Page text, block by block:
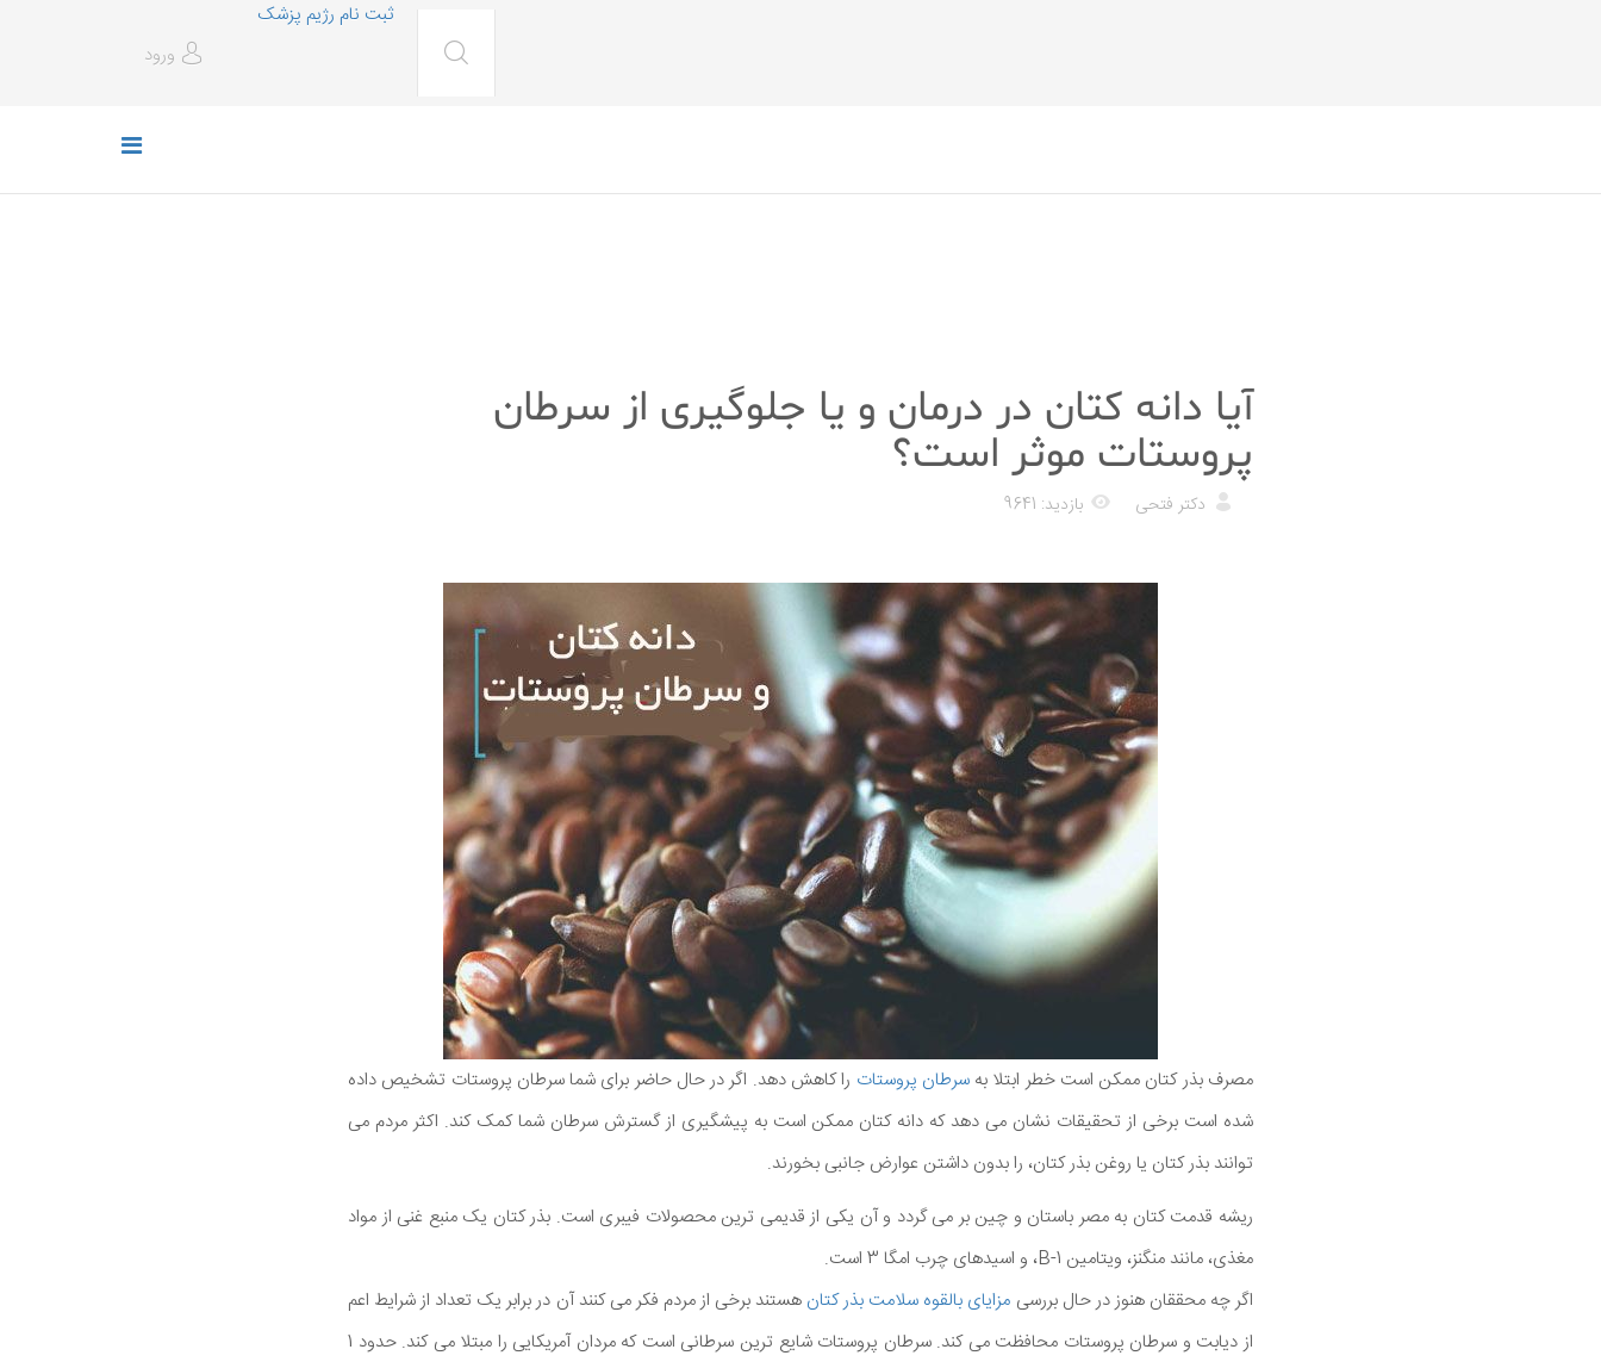
ثبت نام رژیم پزشک
ورود
آیا دانه کتان در درمان و یا جلوگیری از سرطان
پروستات موثر است؟
دکتر فتحی بازدید: 9641
مصرف بذر کتان ممکن است خطر ابتلا بهسرطان پروستات را کاهش دهد. اگر در حال حاضر برای شما سرطان پروستات تشخیص داده
شده است برخی از تحقیقات نشان می دهد که دانه کتان ممکن است به پیشگیری از گسترش سرطان شما کمک کند. اکثر مردم می
توانند بذر کتان یا روغن بذر کتان، را بدون داشتن عوارض جانبی بخورند.
ریشه قدمت کتان به مصر باستان و چین بر می گردد و آن یکی از قدیمی ترین محصولات فیبری است. بذر کتان یک منبع غنی از مواد
مغذی، مانند منگنز، ویتامین B-1، و اسیدهای چرب امگا 3 است.
اگر چه محققان هنوز در حال بررسی مزایای بالقوه سلامت بذر کتان هستند برخی از مردم فکر می کنند آن در برابر یک تعداد از شرایط اعم
از دیابت و سرطان پروستات محافظت می کند. سرطان پروستات شایع ترین سرطانی است که مردان آمریکایی را مبتلا می کند. حدود 1